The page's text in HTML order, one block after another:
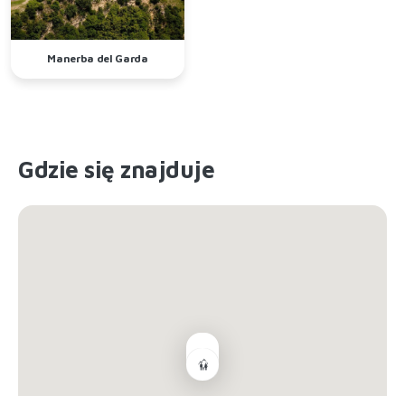
Manerba del Garda
Gdzie się znajduje